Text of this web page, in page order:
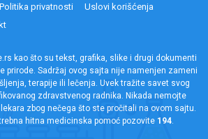
Politika privatnosti
Uslovi korišćenja
kao što su tekst, grafika, slike i drugi dokumenti
prirode. Sadržaj ovog sajta nije namenjen zameni
terapije ili lečenja. Uvek tražite savet svog
zdravstvenog radnika. Nikada nemojte
zbog nečega što ste pročitali na ovom sajtu.
hitna medicinska pomoć pozovite 194.